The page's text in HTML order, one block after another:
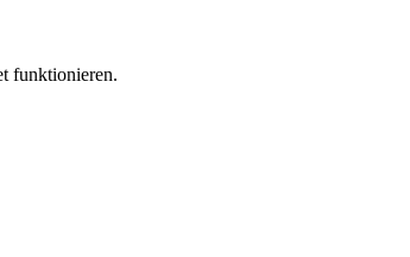
funktionieren.